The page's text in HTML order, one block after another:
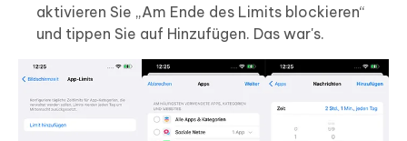
aktivieren Sie „Am Ende des Limits blockieren“
und tippen Sie auf Hinzufügen. Das war's.